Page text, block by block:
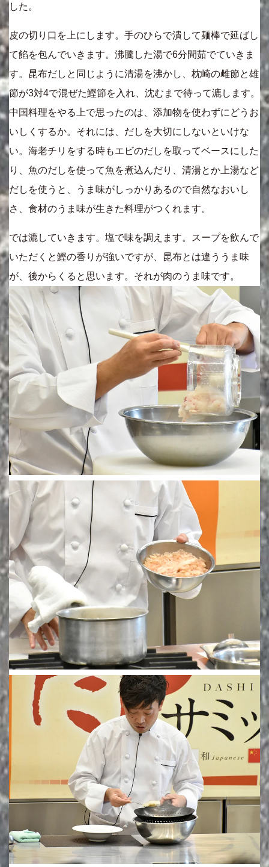
した。
皮の切り口を上にします。手のひらで潰して麺棒で延ばし
て餡を包んでいきます。沸騰した湯で6分間茹でていきま
す。昆布だしと同じように清湯を沸かし、枕崎の雌節と雄
節が3対4で混ぜた鰹節を入れ、沈むまで待って漉します。
中国料理をやる上で思ったのは、添加物を使わずにどうお
いしくするか。それには、だしを大切にしないといけな
い。海老チリをする時もエビのだしを取ってベースにした
り、魚のだしを使って魚を煮込んだり、清湯とか上湯など
だしを使うと、うま味がしっかりあるので自然なおいし
さ、食材のうま味が生きた料理がつくれます。
では漉していきます。塩で味を調えます。スープを飲んで
いただくと鰹の香りが強いですが、昆布とは違ううま味
が、後からくると思います。それが肉のうま味です。